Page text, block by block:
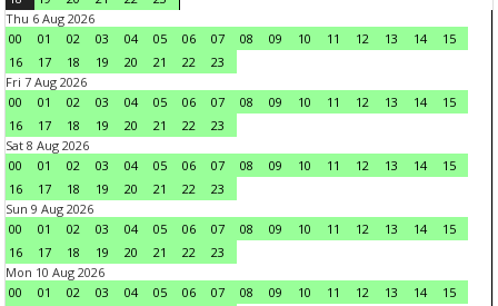
Thu 6 Aug 2026
00
01 02 03 04 05 06 07 08 09 10 11 12 13 14
15
16
17 18 19 20 21 22
23
Fri 7 Aug 2026
00
01 02 03 04 05 06 07 08 09 10 11 12 13 14
15
16
17 18 19 20 21 22
23
Sat 8 Aug 2026
00
01 02 03 04 05 06 07 08 09 10 11 12 13 14
15
16
17 18 19 20 21 22
23
Sun 9 Aug 2026
00
01 02 03 04 05 06 07 08 09 10 11 12 13 14
15
16
17 18 19 20 21 22
23
Mon 10 Aug 2026
00
01 02 03 04 05 06 07 08 09 10 11 12 13 14
15